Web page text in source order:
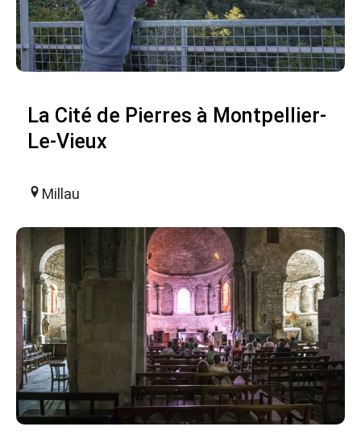
La Cité de Pierres à Montpellier-
Le-Vieux
Millau